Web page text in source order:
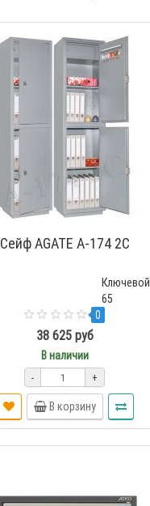
Сейф AGATE A-174 2C
Ключевой
65
0
38 625 руб
В наличии
- +
В корзину